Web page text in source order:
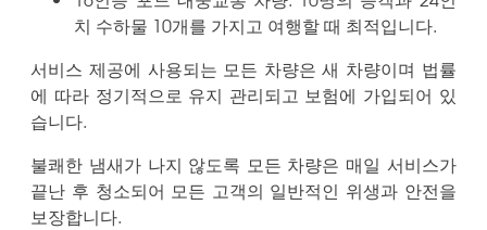
치 수하물 10개를 가지고 여행할 때 최적입니다.
서비스 제공에 사용되는 모든 차량은 새 차량이며 법률
에 따라 정기적으로 유지 관리되고 보험에 가입되어 있
습니다.
불쾌한 냄새가 나지 않도록 모든 차량은 매일 서비스가
끝난 후 청소되어 모든 고객의 일반적인 위생과 안전을
보장합니다.